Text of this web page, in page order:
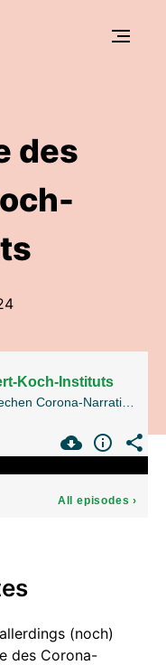
des
Koch-Instituts
All episodes ›
(noch)
des Corona-